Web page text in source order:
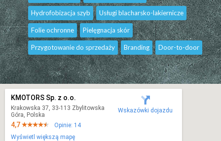
Hydrofobizacja szyb Usługi blacharsko-lakiernicze
Folie ochronne Pielęgnacja skór
Przygotowanie do sprzedaży Branding Door-to-door
KMOTORS Sp. z o.o.
Krakowska 37, 33-113 Zbylitowska
Góra, Polska
Wskazówki dojazdu
4,7
Opinie: 14
Wyświetl większą mapę